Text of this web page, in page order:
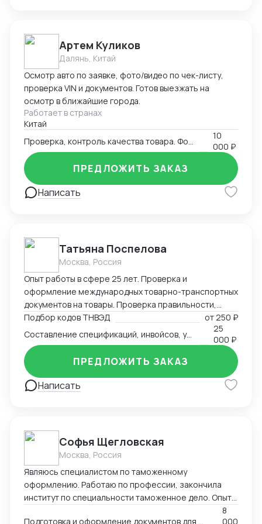
Артем Куликов
Далянь, Китай
Осмотр авто по заявке, фото/видео по чек-листу,
проверка VIN и документов. Готов выезжать на
осмотр в ближайшие города.
Работает в странах
Китай
10
000 ₽
Написать
ПРЕДЛОЖИТЬ ЗАКАЗ
Татьяна Поспелова
Москва, Россия
Опыт работы в сфере 25 лет. Проверка и
оформление международных товарно-транспортных
документов на товары. Проверка правильности,
полноты заполнения и комплектности перевозочных
и сопроводительных документов. Определение кода
товара (ТНВЭД). Выбор метода определения
таможенной стоимости и её расчёт в соответствии с
избранным методом. Определение мер тарифного и
нетарифного регулирования (помощь в получение
СС, ДС). Расчет таможенных платежей.
Подбор кодов ТНВЭД от250 ₽
Составление спецификаций, инвойсов, упаковочных листов
25
000 ₽
Написать
ПРЕДЛОЖИТЬ ЗАКАЗ
Софья Щегловская
Москва, Россия
Являюсь специалистом по таможенному
оформлению. Работаю по профессии, закончила
институт по специальности таможенное дело. Опыт
работы в двух крупных логистических компаниях, DSV
Подготовка и оформление документов для декларирования товаров; Консультация по процедурам
8
000